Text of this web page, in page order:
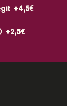
+4,5€
+2,5€